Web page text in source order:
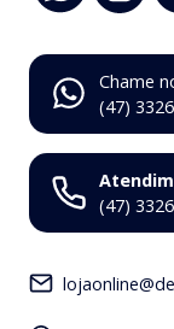
Chame
(47)
(47)